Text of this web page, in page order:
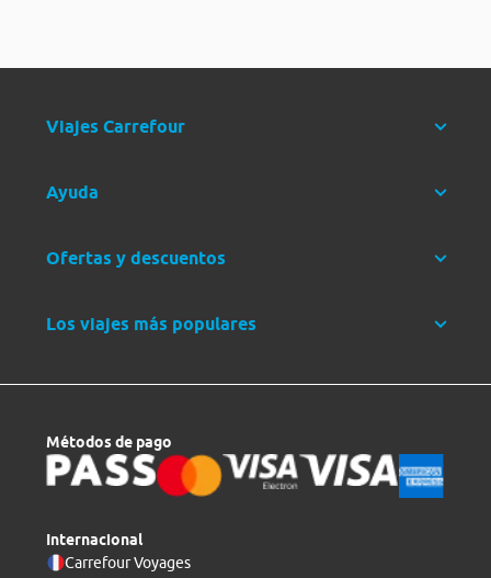
Viajes Carrefour
Ayuda
Ofertas y descuentos
Los viajes más populares
Métodos de pago
Internacional
Carrefour Voyages